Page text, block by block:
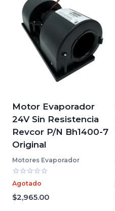
Motor Evaporador
24V Sin Resistencia
Revcor P/N Bh1400-7
Original
Motores Evaporador
Valorado
con
0
de
Agotado
$2,965.00